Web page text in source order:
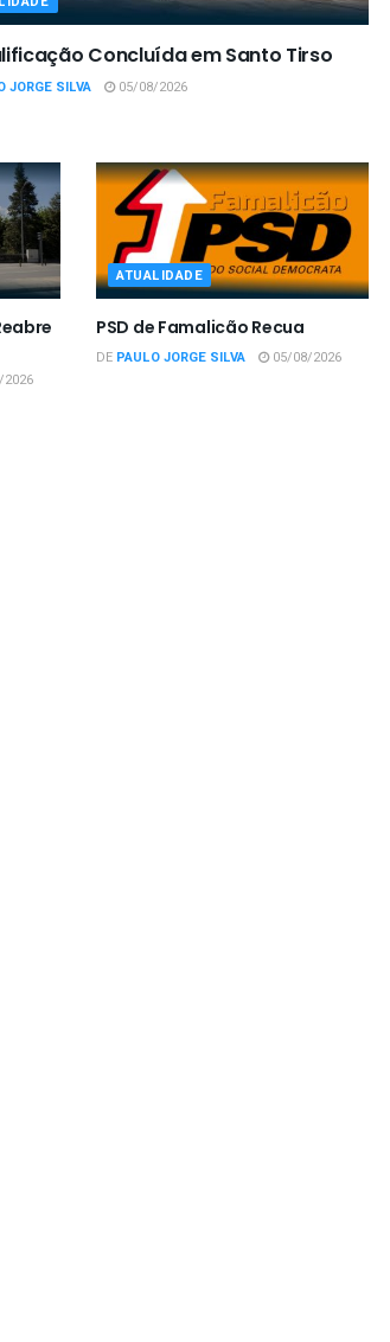
Concluída em Santo Tirso
JORGE SILVA 05/08/2026
ATUALIDADE
PSD de Famalicão Recua
DE PAULO JORGE SILVA 05/08/2026